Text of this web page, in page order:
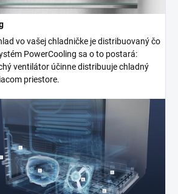
vo vašej chladničke je distribuovaný čo
PowerCooling sa o to postará:
ventilátor účinne distribuuje chladný
priestore.